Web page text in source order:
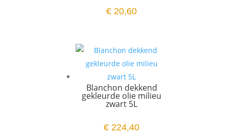
€ 20,60
Blanchon dekkend
gekleurde olie milieu
zwart 5L
€ 224,40